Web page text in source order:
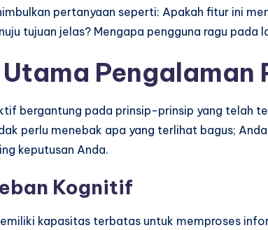
pertanyaan seperti: Apakah fitur ini
tujuan jelas? Mengapa pengguna ragu pada
Pengalaman
bergantung pada prinsip-prinsip yang telah
perlu menebak apa yang terlihat bagus;
keputusan Anda.
Kognitif
kapasitas terbatas untuk memproses